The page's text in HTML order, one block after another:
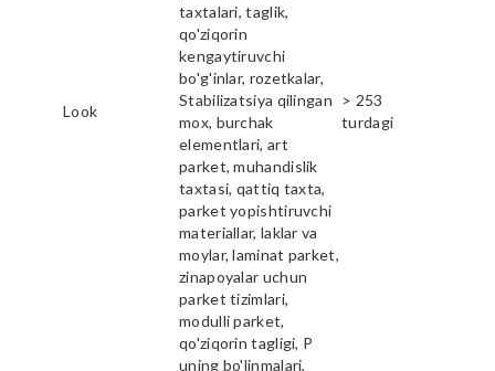
Look
taxtalari, taglik,
qo'ziqorin
kengaytiruvchi
bo'g'inlar, rozetkalar,
Stabilizatsiya qilingan
mox, burchak
elementlari, art
parket, muhandislik
taxtasi, qattiq taxta,
parket yopishtiruvchi
materiallar, laklar va
moylar, laminat parket,
zinapoyalar uchun
parket tizimlari,
modulli parket,
qo'ziqorin tagligi, P
uning bo'linmalari,
> 253
turdagi